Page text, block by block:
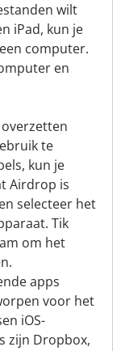
wilt
iPad, kun je
computer.
en
te
kun je
Airdrop is
selecteer het
Tik
om het
apps
voor het
iOS-
zijn Dropbox,